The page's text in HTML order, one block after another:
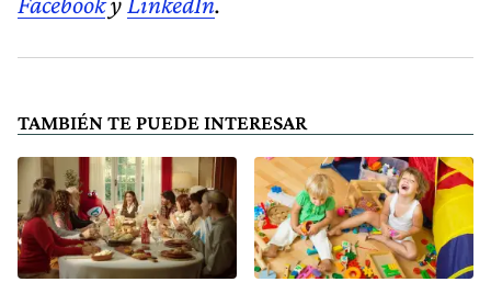
TAMBIÉN TE PUEDE INTERESAR